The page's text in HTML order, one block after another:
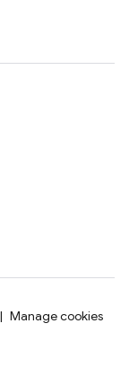
Manage cookies